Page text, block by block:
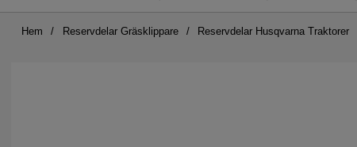
Hem Reservdelar Gräsklippare Reservdelar Husqvarna Traktorer